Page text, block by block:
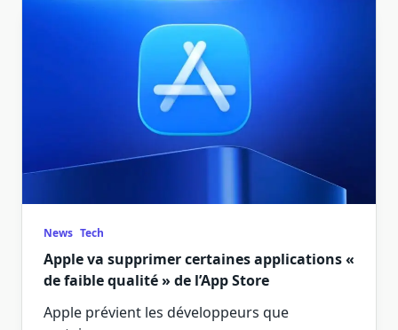
News Tech
Apple va supprimer certaines applications «
de faible qualité » de l’App Store
Apple prévient les développeurs que